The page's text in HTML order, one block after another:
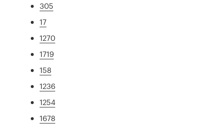
305
17
1270
1719
158
1236
1254
1678